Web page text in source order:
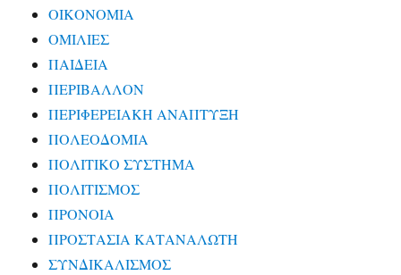
ΟΙΚΟΝΟΜΙΑ
ΟΜΙΛΙΕΣ
ΠΑΙΔΕΙΑ
ΠΕΡΙΒΑΛΛΟΝ
ΠΕΡΙΦΕΡΕΙΑΚΗ ΑΝΑΠΤΥΞΗ
ΠΟΛΕΟΔΟΜΙΑ
ΠΟΛΙΤΙΚΟ ΣΥΣΤΗΜΑ
ΠΟΛΙΤΙΣΜΟΣ
ΠΡΟΝΟΙΑ
ΠΡΟΣΤΑΣΙΑ ΚΑΤΑΝΑΛΩΤΗ
ΣΥΝΔΙΚΑΛΙΣΜΟΣ